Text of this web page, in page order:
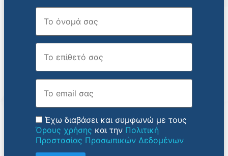
Όνομα
Επώνυμο
Email
Έχω διαβάσει και συμφωνώ με τους
Όρους χρήσης και την Πολιτική
Προστασίας Προσωπικών Δεδομένων